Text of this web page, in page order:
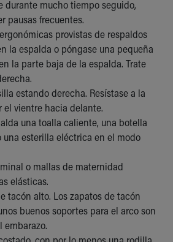
Safety
durante mucho tiempo seguido,
pausas frecuentes.
provistas de respaldos
la espalda o póngase una pequeña
la parte baja de la espalda. Trate
estando derecha. Resístase a la
el vientre hacia delante.
una toalla caliente, una botella
una esterilla eléctrica en el modo
o mallas de maternidad
elásticas.
tacón alto. Los zapatos de tacón
buenos soportes para el arco son
embarazo.